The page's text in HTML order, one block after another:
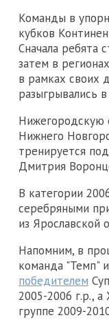
Команды в
кубков
Сначала ребята
затем в
в рамках своих
разыгрывались
Нижегородскую
Нижнего
тренируется
Дмитрия
В категории
серебряными
из Ярославской
Напомним, в
команда "Темп"
победителем
2005-2006 г.р.,
группе 2009-